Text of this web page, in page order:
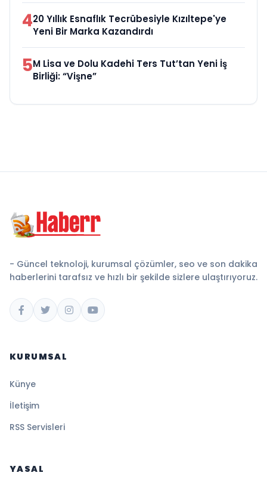
420 Yıllık Esnaflık Tecrübesiyle Kızıltepe'ye
Yeni Bir Marka Kazandırdı
5M Lisa ve Dolu Kadehi Ters Tut’tan Yeni İş
Birliği: “Vişne”
- Güncel teknoloji, kurumsal çözümler, seo ve son dakika
haberlerini tarafsız ve hızlı bir şekilde sizlere ulaştırıyoruz.
KURUMSAL
Künye
İletişim
RSS Servisleri
YASAL